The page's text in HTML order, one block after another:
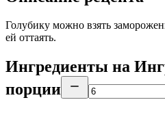
Голубику можно взять
ей оттаять.
Ингредиенты на
порции